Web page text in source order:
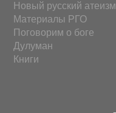
Новый русский атеизм
Материалы РГО
Поговорим о боге
Дулуман
Книги